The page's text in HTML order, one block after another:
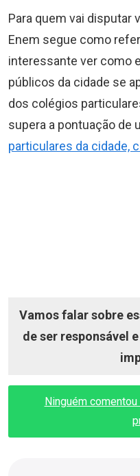
Para quem vai disputar
Enem segue como
interessante ver como
públicos da cidade se
dos colégios
supera a pontuação de
particulares da cidade,
Vamos falar sobre
de ser responsável
Ninguém